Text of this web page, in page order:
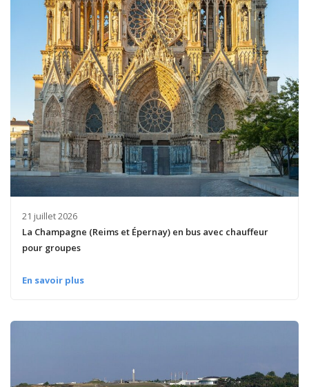
21 juillet 2026
La Champagne (Reims et Épernay) en bus avec chauffeur
pour groupes
En savoir plus